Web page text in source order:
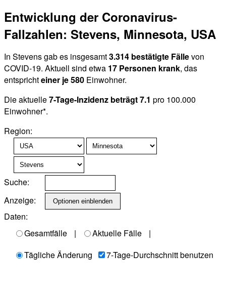
Entwicklung der Coronavirus-
Fallzahlen: Stevens, Minnesota, USA
In Stevens gab es insgesamt3.314 bestätigte Fällevon
COVID-19. Aktuell sind etwa 17 Personen krank, das
entsprichteiner je 580 Einwohner.
Die aktuelle7-Tage-Inzidenz beträgt 7.1 pro 100.000
Einwohner*.
Region:
Suche:
Anzeige:
Daten:
Gesamtfälle
| Aktuelle Fälle
|
Tägliche Änderung
7-Tage-Durchschnitt benutzen